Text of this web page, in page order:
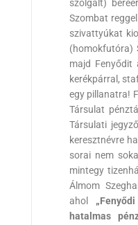
szolgált)
Szombat
szivattyúkat
(homokfutóra)
majd Fenyődit
kerékpárral,
egy pillanatra!
Társulat
Társulati
keresztnévre
sorai nem
mintegy
Álmom
ahol
hatalmas